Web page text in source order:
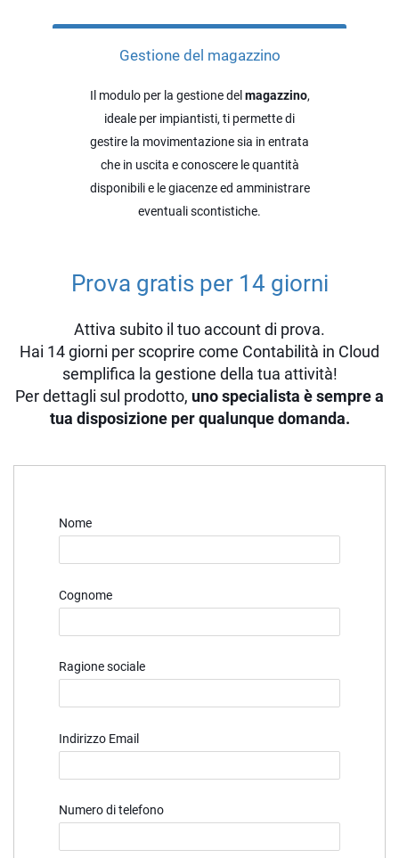
Gestione del magazzino
Il modulo per la gestione del magazzino,
ideale per impiantisti, ti permette di
gestire la movimentazione sia in entrata
che in uscita e conoscere le quantità
disponibili e le giacenze ed amministrare
eventuali scontistiche.
Prova gratis per 14 giorni
Attiva subito il tuo account di prova.
Hai 14 giorni per scoprire come Contabilità in Cloud
semplifica la gestione della tua attività!
Per dettagli sul prodotto, uno specialista è sempre a
tua disposizione per qualunque domanda.
Nome
Cognome
Ragione sociale
Indirizzo Email
Numero di telefono